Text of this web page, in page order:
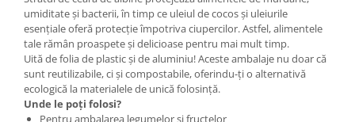
Suport bijuterii
Bijuterii cu cristale naturale
Colier / Pandantiv
Cercei
Brățară
umiditate și bacterii, în timp ce uleiul de cocos și uleiurile
esențiale oferă protecție împotriva ciupercilor. Astfel, alimentele
tale rămân proaspete și delicioase pentru mai mult timp.
Uită de folia de plastic și de aluminiu! Aceste ambalaje nu doar că
sunt reutilizabile, ci și compostabile, oferindu-ți o alternativă
ecologică la materialele de unică folosință.
Unde le poți folosi?
Pentru ambalarea legumelor și fructelor